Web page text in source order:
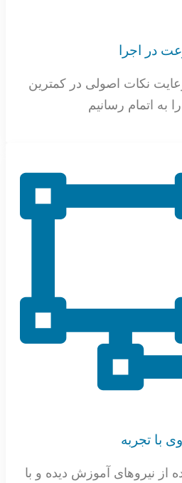
در اجرا
نکات اصولی در کمترین
به اتمام رسانیم
با تجربه
از نیروهای آموزش دیده و با